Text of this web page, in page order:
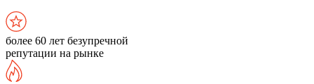
более 60 лет безупречной
репутации на рынке